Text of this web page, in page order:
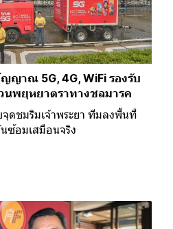
ญาณ 5G, 4G, WiFi รองรับ
นพยุหยาตราทางชลมารค
ดชมริมเจ้าพระยา ทีมลงพื้นที่
ซ้อมเสมือนจริง